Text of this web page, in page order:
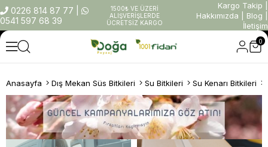
0226 814 87 77
0541 597 68 39
1500₺ VE ÜZERİ
ALIŞVERİŞLERDE
ÜCRETSİZ KARGO
Kargo Takip
Hakkımızda
Blog
İletişim
0
Anasayfa Dış Mekan Süs Bitkileri Su Bitkileri Su Kenarı Bitkileri